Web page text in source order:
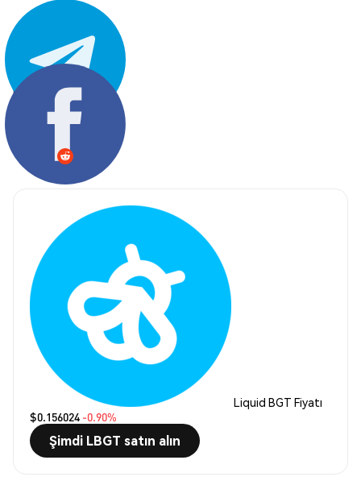
Paylaş:
Liquid BGT Fiyatı
$0.156024 -0.90%
Şimdi LBGT satın alın